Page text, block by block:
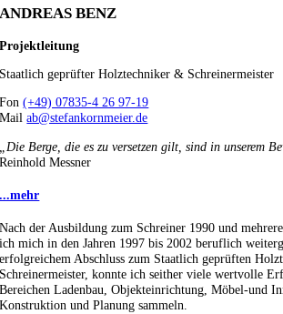
ANDREAS BENZ
Projektleitung
Staatlich geprüfter Holztechniker & Schreinermeister
Fon(+49) 07835-4 26 97-19
Mailab@stefankornmeier.de
„Die Berge, die es zu versetzen gilt, sind in unserem
Reinhold Messner
...mehr
Nach der Ausbildung zum Schreiner 1990 und
ich mich in den Jahren 1997 bis 2002 beruflich
erfolgreichem Abschluss zum Staatlich geprüften
Schreinermeister, konnte ich seither viele wertvolle
Bereichen Ladenbau, Objekteinrichtung, Möbel-und
Konstruktion und Planung sammeln.